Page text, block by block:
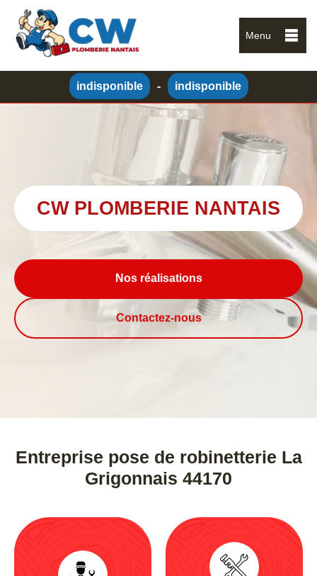
Menu
indisponible - indisponible
CW PLOMBERIE NANTAIS
Nos réalisations
Contactez-nous
Entreprise pose de robinetterie La
Grigonnais 44170